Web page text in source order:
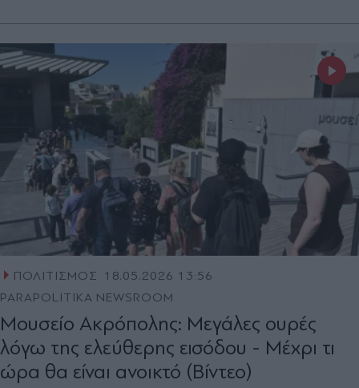
ΠΟΛΙΤΙΣΜΟΣ
18.05.2026 13:56
PARAPOLITIKA NEWSROOM
Μουσείο Ακρόπολης: Μεγάλες ουρές
λόγω της ελεύθερης εισόδου - Μέχρι τι
ώρα θα είναι ανοικτό (Βίντεο)